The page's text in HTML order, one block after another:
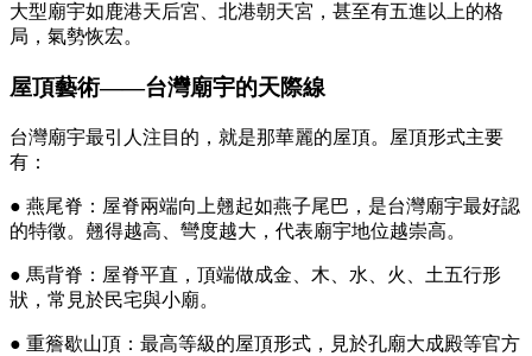
大型廟宇如鹿港天后宮、北港朝天宮，甚至有五進以上的格
局，氣勢恢宏。
屋頂藝術——台灣廟宇的天際線
台灣廟宇最引人注目的，就是那華麗的屋頂。屋頂形式主要
有：
● 燕尾脊：屋脊兩端向上翹起如燕子尾巴，是台灣廟宇最好認
的特徵。翹得越高、彎度越大，代表廟宇地位越崇高。
● 馬背脊：屋脊平直，頂端做成金、木、水、火、土五行形
狀，常見於民宅與小廟。
● 重簷歇山頂：最高等級的屋頂形式，見於孔廟大成殿等官方